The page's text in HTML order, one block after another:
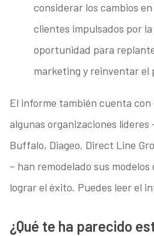
considerar los cambios
clientes impulsados por
oportunidad para
marketing y reinventar el
El informe también cuenta con
algunas organizaciones
Buffalo, Diageo, Direct Line
– han remodelado sus
lograr el éxito. Puedes leer el
¿Qué te ha parecido